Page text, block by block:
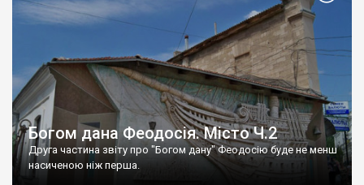
Богом дана Феодосія. Місто Ч.2
Друга частина звіту про "Богом дану" Феодосію буде не менш
насиченою ніж перша.